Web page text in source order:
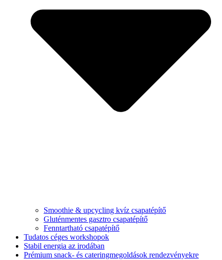
Smoothie & upcycling kvíz csapatépítő
Gluténmentes gasztro csapatépítő
Fenntartható csapatépítő
Tudatos céges workshopok
Stabil energia az irodában
Prémium snack- és cateringmegoldások rendezvényekre